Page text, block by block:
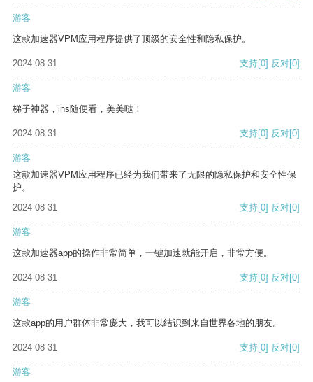
游客
这款加速器VPM应用程序提供了顶级的安全性和隐私保护。
2024-08-31 支持[0] 反对[0]
游客
梯子神器，ins随便看，美美哒！
2024-08-31 支持[0] 反对[0]
游客
这款加速器VPM应用程序已经为我们带来了无限的隐私保护和安全性保
护。
2024-08-31
支持[0] 反对[0]
游客
这款加速器app的操作非常简单，一键加速就能开启，非常方便。
2024-08-31 支持[0] 反对[0]
游客
这款app的用户群体非常庞大，我可以结识到来自世界各地的朋友。
2024-08-31 支持[0] 反对[0]
游客